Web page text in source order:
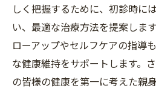
しく把握するために、初診時に
い、最適な治療方法を提案しま
ローアップやセルフケアの指導
な健康維持をサポートします。
の皆様の健康を第一に考えた親